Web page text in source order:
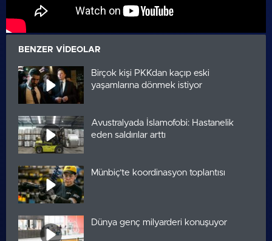
BENZER VIDEOLAR
Birçok kişi PKKdan kaçıp eski
yaşamlarına dönmek istiyor
Avustralyada İslamofobi: Hastanelik
eden saldırılar arttı
Münbiç’te koordinasyon toplantısı
Dünya genç milyarderi konuşuyor